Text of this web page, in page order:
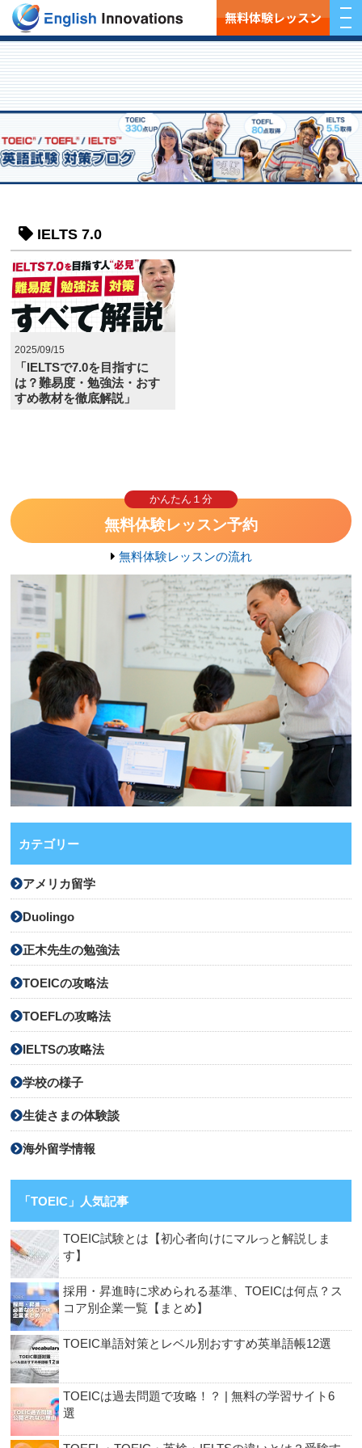
無料体験レッスン
IELTS 7.0
2025/09/15
「IELTSで7.0を目指すに
は？難易度・勉強法・おす
すめ教材を徹底解説」
かんたん１分
無料体験レッスン予約
無料体験レッスンの流れ
カテゴリー
アメリカ留学
Duolingo
正木先生の勉強法
TOEICの攻略法
TOEFLの攻略法
IELTSの攻略法
学校の様子
生徒さまの体験談
海外留学情報
「TOEIC」人気記事
TOEIC試験とは【初心者向けにマルっと解説しま
す】
採用・昇進時に求められる基準、TOEICは何点？ス
コア別企業一覧【まとめ】
TOEIC単語対策とレベル別おすすめ英単語帳12選
TOEICは過去問題で攻略！？ | 無料の学習サイト6
選